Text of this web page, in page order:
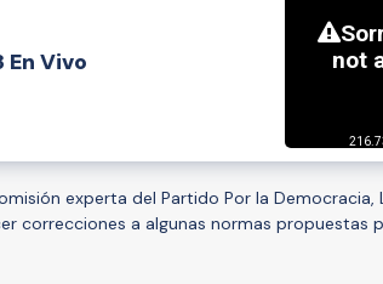
En Vivo
experta del Partido Por la Democracia,
correcciones a algunas normas propuestas